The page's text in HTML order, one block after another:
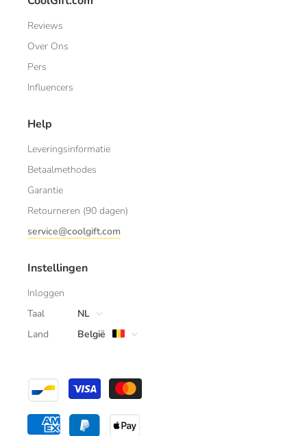
Reviews
Over Ons
Pers
Influencers
Help
Leveringsinformatie
Betaalmethodes
Garantie
Retourneren (90 dagen)
service@coolgift.com
Instellingen
Inloggen
Taal
NL
Land
België